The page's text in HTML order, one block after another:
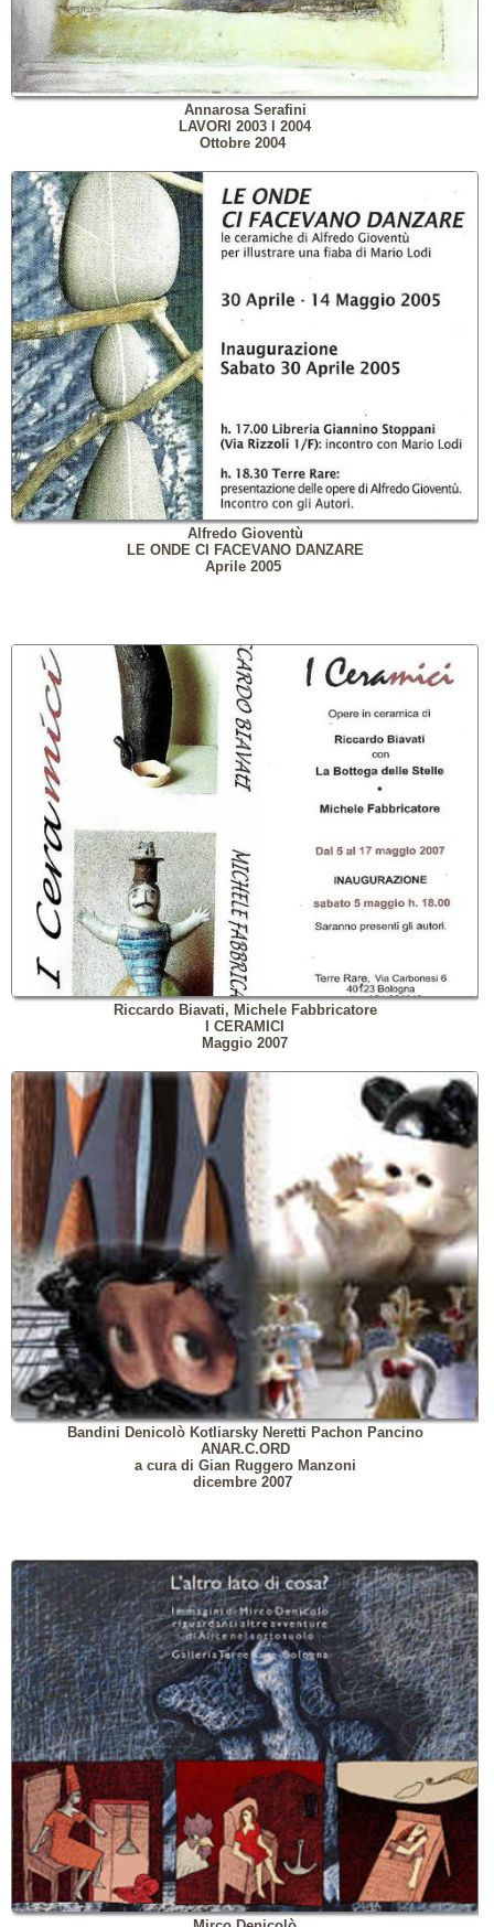
Annarosa Serafini
LAVORI 2003 l 2004
Ottobre 2004
Alfredo Gioventù
LE ONDE CI FACEVANO DANZARE
Aprile 2005
Riccardo Biavati, Michele Fabbricatore
I CERAMICI
Maggio 2007
Bandini Denicolò Kotliarsky Neretti Pachon Pancino
ANAR.C.ORD
a cura di Gian Ruggero Manzoni
dicembre 2007